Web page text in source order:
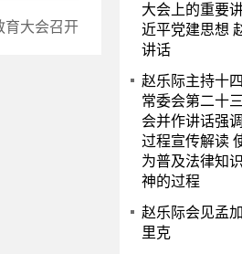
育大会召开
大会上的重要
近平党建思想
讲话
赵乐际主持十
常委会第二十
会并作讲话强
过程宣传解读
为普及法律知
神的过程
赵乐际会见孟
里克